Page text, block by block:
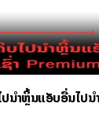
ປນຳຫຼິ້ນແອັບອື່ນໄປ